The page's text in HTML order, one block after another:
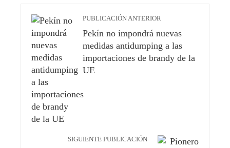
PUBLICACIÓN ANTERIOR
Pekín no impondrá nuevas
medidas antidumping a las
importaciones de brandy de la
UE
SIGUIENTE PUBLICACIÓN